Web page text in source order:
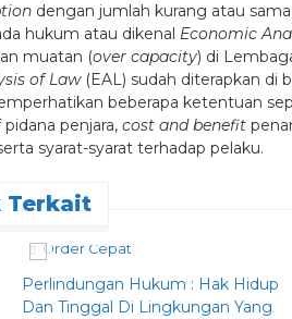
dengan jumlah kurang atau
hukum atau dikenal Economic
muatan (over capacity) di
of Law (EAL) sudah diterapkan di
beberapa ketentuan
penjara, cost and benefit
syarat-syarat terhadap pelaku.
Terkait
Order Cepat
Perlindungan Hukum : Hak Hidup
Dan Tinggal Di Lingkungan Yang